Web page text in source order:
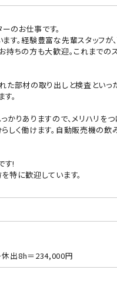
のお仕事です。
す。経験豊富な先輩スタッフが
持ちの方も大歓迎。これまでの
部材の取り出しと検査といっ
。
りありますので、メリハリをつ
しく働けます。自動販売機の飲
す!
特に歓迎しています。
出8h＝234,000円